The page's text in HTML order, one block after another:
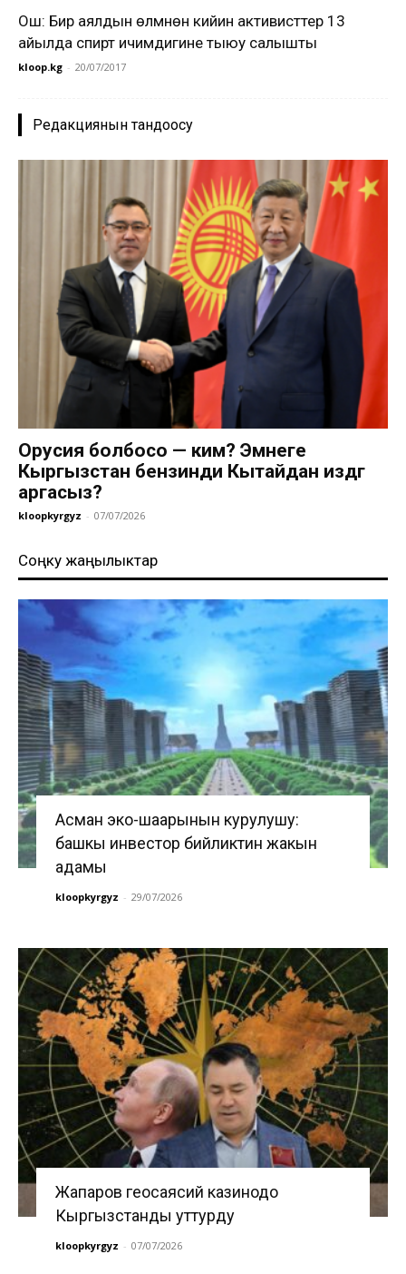
Ош: Бир аялдын өлүмүнөн кийин активисттер 13
айылда спирт ичимдигине тыюу салышты
kloop.kg - 20/07/2017
Редакциянын тандоосу
Орусия болбосо — ким? Эмнеге
Кыргызстан бензинди Кытайдан издөөгө
аргасыз?
kloopkyrgyz - 07/07/2026
Соңку жаңылыктар
Асман эко-шаарынын курулушу:
башкы инвестор бийликтин жакын
адамы
kloopkyrgyz - 29/07/2026
Жапаров геосаясий казинодо
Кыргызстанды уттурду
kloopkyrgyz - 07/07/2026